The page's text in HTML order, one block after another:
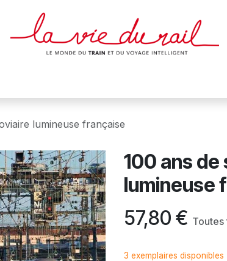
lumineuse française
100 ans
lumineuse
57,80 € Toutes
3 exemplaires disponibles